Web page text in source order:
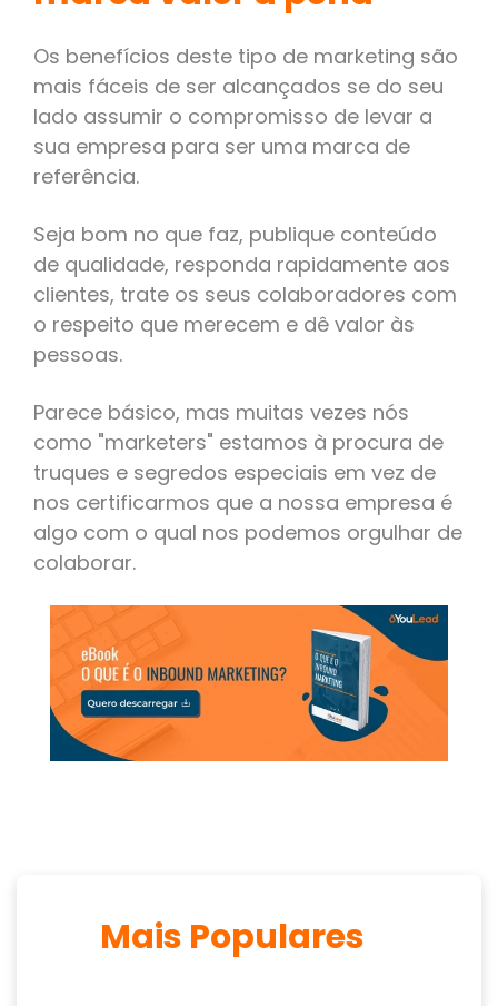
Os benefícios deste tipo de marketing são
mais fáceis de ser alcançados se do seu
lado assumir o compromisso de levar a
sua empresa para ser uma marca de
referência.
Seja bom no que faz, publique conteúdo
de qualidade, responda rapidamente aos
clientes, trate os seus colaboradores com
o respeito que merecem e dê valor às
pessoas.
Parece básico, mas muitas vezes nós
como "marketers" estamos à procura de
truques e segredos especiais em vez de
nos certificarmos que a nossa empresa é
algo com o qual nos podemos orgulhar de
colaborar.
Mais Populares